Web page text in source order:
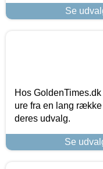
Se
Hos
ure fra en lang
deres udvalg.
Se